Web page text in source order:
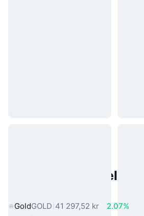
Populære eiendeler
GoldGOLD 41 297,52 kr
2.07%